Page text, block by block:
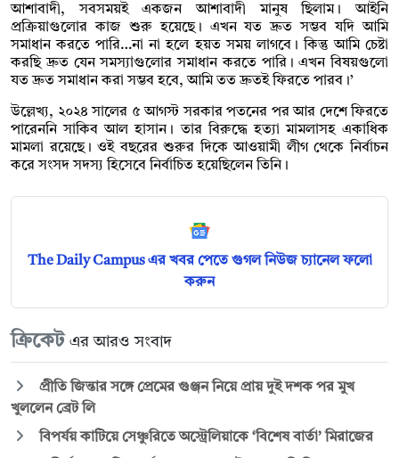
আশাবাদী, সবসময়ই একজন আশাবাদী মানুষ ছিলাম। আইনি
প্রক্রিয়াগুলোর কাজ শুরু হয়েছে। এখন যত দ্রুত সম্ভব যদি আমি
সমাধান করতে পারি…না না হলে হয়ত সময় লাগবে। কিন্তু আমি চেষ্টা
করছি দ্রুত যেন সমস্যাগুলোর সমাধান করতে পারি। এখন বিষয়গুলো
যত দ্রুত সমাধান করা সম্ভব হবে, আমি তত দ্রুতই ফিরতে পারব।’
উল্লেখ্য, ২০২৪ সালের ৫ আগস্ট সরকার পতনের পর আর দেশে ফিরতে
পারেননি সাকিব আল হাসান। তার বিরুদ্ধে হত্যা মামলাসহ একাধিক
মামলা রয়েছে। ওই বছরের শুরুর দিকে আওয়ামী লীগ থেকে নির্বাচন
করে সংসদ সদস্য হিসেবে নির্বাচিত হয়েছিলেন তিনি।
The Daily Campus এর খবর পেতে গুগল নিউজ চ্যানেল ফলো
করুন
ক্রিকেট এর আরও সংবাদ
প্রীতি জিন্তার সঙ্গে প্রেমের গুঞ্জন নিয়ে প্রায় দুই দশক পর মুখ
খুললেন ব্রেট লি
বিপর্যয় কাটিয়ে সেঞ্চুরিতে অস্ট্রেলিয়াকে ‘বিশেষ বার্তা’ মিরাজের